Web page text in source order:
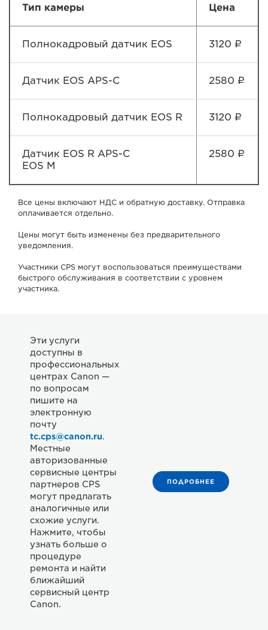
Тип камеры Цена
Полнокадровый датчик EOS 3120 ₽
Датчик EOS APS-C 2580 ₽
Полнокадровый датчик EOS R 3120 ₽
Датчик EOS R APS-C
EOS M
2580 ₽
Все цены включают НДС и обратную доставку. Отправка
оплачивается отдельно.
Цены могут быть изменены без предварительного
уведомления.
Участники CPS могут воспользоваться преимуществами
быстрого обслуживания в соответствии с уровнем
участника.
Эти услуги
доступны в
профессиональных
центрах Canon —
по вопросам
пишите на
электронную
почту
tc.cps@canon.ru.
Местные
авторизованные
сервисные центры
партнеров CPS
могут предлагать
аналогичные или
схожие услуги.
Нажмите, чтобы
узнать больше о
процедуре
ремонта и найти
ближайший
сервисный центр
Canon.
ПОДРОБНЕЕ